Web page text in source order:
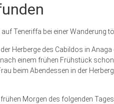
Teneriffa bei einer Wanderung
Herberge des Cabildos in
einem frühen Frühstück
beim Abendessen in der
Morgen des folgenden